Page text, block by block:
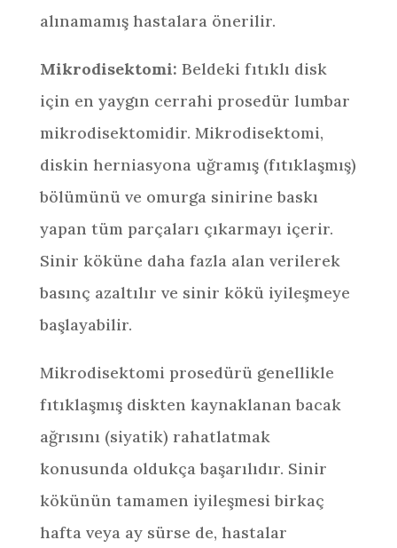
alınamamış hastalara önerilir.
Mikrodisektomi: Beldeki fıtıklı disk
için en yaygın cerrahi prosedür lumbar
mikrodisektomidir. Mikrodisektomi,
diskin herniasyona uğramış (fıtıklaşmış)
bölümünü ve omurga sinirine baskı
yapan tüm parçaları çıkarmayı içerir.
Sinir köküne daha fazla alan verilerek
basınç azaltılır ve sinir kökü iyileşmeye
başlayabilir.
Mikrodisektomi prosedürü genellikle
fıtıklaşmış diskten kaynaklanan bacak
ağrısını (siyatik) rahatlatmak
konusunda oldukça başarılıdır. Sinir
kökünün tamamen iyileşmesi birkaç
hafta veya ay sürse de, hastalar